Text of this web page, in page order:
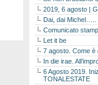
2019, 6 agosto |
Dai, dai Michel…..
Comunicato
Let it be
7 agosto. Come è
In die irae.
6 Agosto 2019.
TONALESTATE